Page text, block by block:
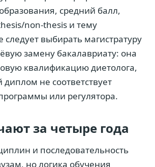
средний балл,
non-thesis и тему
следует выбирать магистратуру
замену бакалавриату: она
квалификацию диетолога,
не соответствует
или регулятора.
за четыре года
и последовательность
но логика обучения